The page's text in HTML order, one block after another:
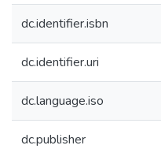
dc.identifier.isbn
dc.identifier.uri
dc.language.iso
dc.publisher